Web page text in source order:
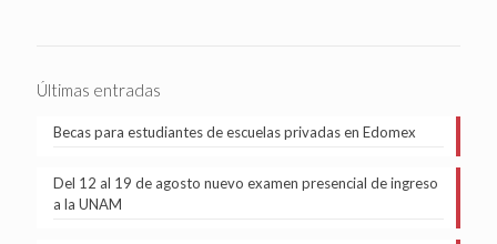
Últimas entradas
Becas para estudiantes de escuelas privadas en Edomex
Del 12 al 19 de agosto nuevo examen presencial de ingreso
a la UNAM